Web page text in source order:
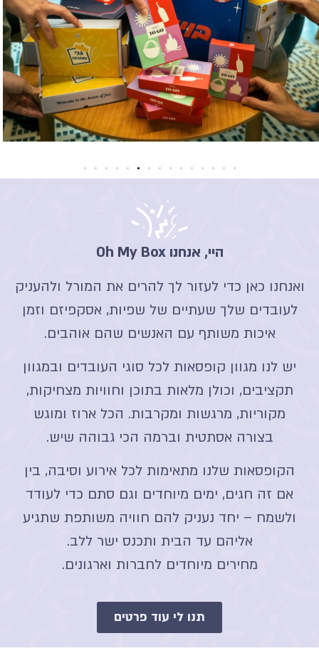
היי, אנחנו Oh My Box
ואנחנו כאן כדי לעזור לך להרים את המורל ולהעניק
לעובדים שלך שעתיים של שפיות, אסקפיזם וזמן
איכות משותף עם האנשים שהם אוהבים.
יש לנו מגוון קופסאות לכל סוגי העובדים ובמגוון
תקציבים, וכולן מלאות בתוכן וחוויות מצחיקות,
מקוריות, מרגשות ומקרבות. הכל ארוז ומוגש
בצורה אסתטית וברמה הכי גבוהה שיש.
הקופסאות שלנו מתאימות לכל אירוע וסיבה, בין
אם זה חגים, ימים מיוחדים וגם סתם כדי לעודד
ולשמח – יחד נעניק להם חוויה משותפת שתגיע
אליהם עד הבית ותכנס ישר ללב.
מחירים מיוחדים לחברות וארגונים.
תנו לי עוד פרטים